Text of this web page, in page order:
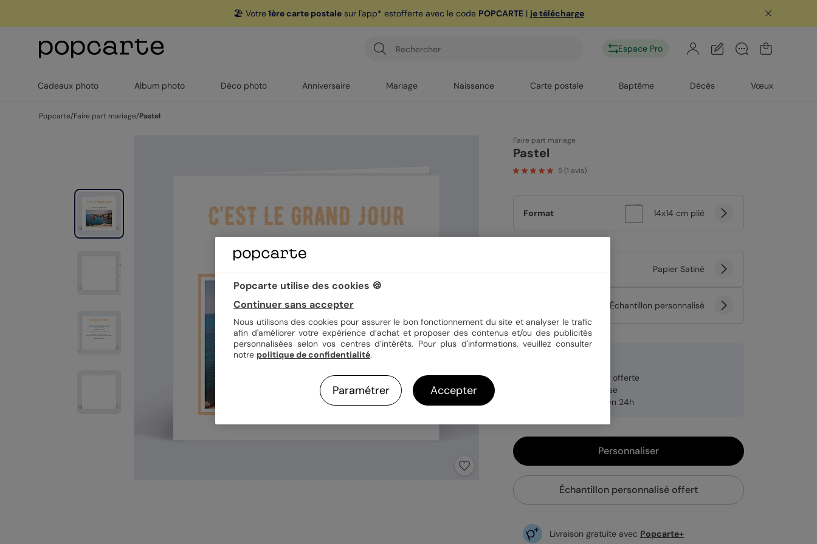
🏖️ Votre1ère carte postalesur l'app* estofferte avec le code POPCARTE| je télécharge
Espace Pro
Cadeaux photo Album photo Déco photo Anniversaire Mariage Naissance Carte postale Baptême Décès Vœux
Popcarte/Faire part mariage/Pastel
Faire part mariage
Pastel
5(1 avis)
Format 14x14 cm plié
Papier Satiné
Échantillon personnalisé
Enveloppe blanche offerte
Fabrication française
Expédition rapide en 24h
Personnaliser
Échantillon personnalisé offert
Livraison gratuite avec Popcarte+
Popcarte utilise des cookies 🍪
Continuer sans accepter
Nous utilisons des cookies pour assurer le bon fonctionnement du site et analyser le trafic
afin d'améliorer votre expérience d’achat et proposer des contenus et/ou des publicités
personnalisées selon vos centres d’intérêts. Pour plus d'informations, veuillez consulter
notre politique de confidentialité.
Paramétrer Accepter